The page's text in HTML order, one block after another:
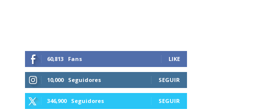
60,813 Fans LIKE
10,000 Seguidores SEGUIR
346,900 Seguidores SEGUIR